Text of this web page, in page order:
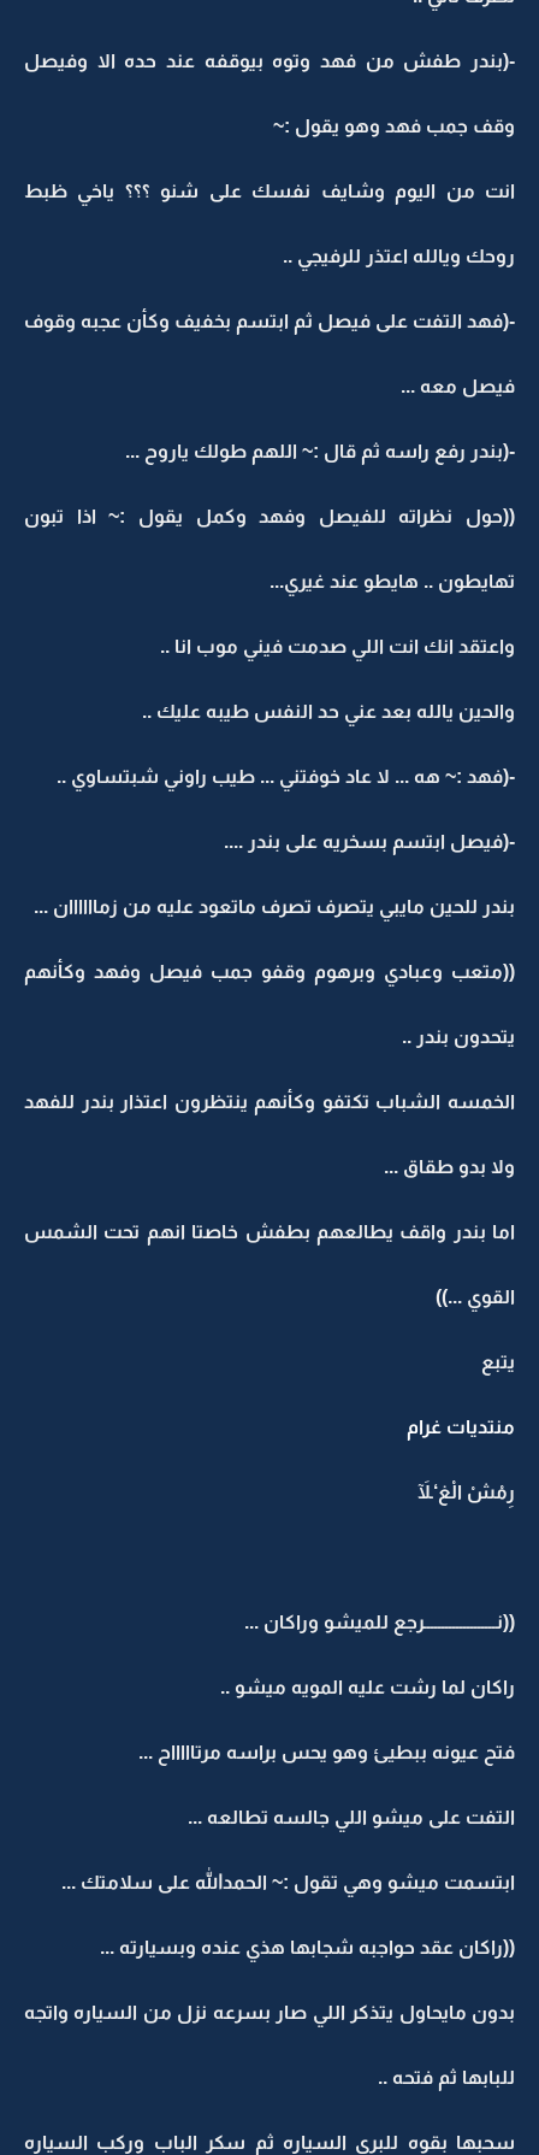
-(بندر طفش من فهد وتوه بيوقفه عند حده الا وفيصل
وقف جمب فهد وهو يقول :~
انت من اليوم وشايف نفسك على شنو ؟؟؟ ياخي ظبط
روحك ويالله اعتذر للرفيجي ..
-(فهد التفت على فيصل ثم ابتسم بخفيف وكأن عجبه وقوف
فيصل معه ...
-(بندر رفع راسه ثم قال :~ اللهم طولك ياروح ...
((حول نظراته للفيصل وفهد وكمل يقول :~ اذا تبون
تهايطون .. هايطو عند غيري...
واعتقد انك انت اللي صدمت فيني موب انا ..
والحين يالله بعد عني حد النفس طيبه عليك ..
-(فهد :~ هه ... لا عاد خوفتني ... طيب راوني شبتساوي ..
-(فيصل ابتسم بسخريه على بندر ....
بندر للحين مايبي يتصرف تصرف ماتعود عليه من زماااااان ...
((متعب وعبادي وبرهوم وقفو جمب فيصل وفهد وكأنهم
يتحدون بندر ..
الخمسه الشباب تكتفو وكأنهم ينتظرون اعتذار بندر للفهد
ولا بدو طقاق ...
اما بندر واقف يطالعهم بطفش خاصتا انهم تحت الشمس
القوي ...))
يتبع
منتديات غرام
رِمْشْ الْغ‘ـلآَ
((نــــــــــــــــــــرجع للميشو وراكان ...
راكان لما رشت عليه المويه ميشو ..
فتح عيونه ببطيئ وهو يحس براسه مرتاااااح ...
التفت على ميشو اللي جالسه تطالعه ...
ابتسمت ميشو وهي تقول :~ الحمدالله على سلامتك ...
((راكان عقد حواجبه شجابها هذي عنده وبسيارته ...
بدون مايحاول يتذكر اللي صار بسرعه نزل من السياره واتجه
للبابها ثم فتحه ..
سحبها بقوه للبرى السياره ثم سكر الباب وركب السياره